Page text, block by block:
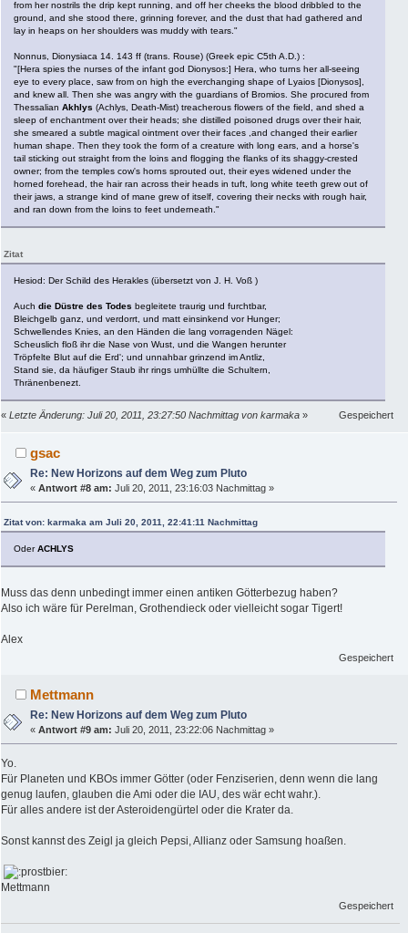
from her nostrils the drip kept running, and off her cheeks the blood dribbled to the
ground, and she stood there, grinning forever, and the dust that had gathered and
lay in heaps on her shoulders was muddy with tears."
Nonnus, Dionysiaca 14. 143 ff (trans. Rouse) (Greek epic C5th A.D.) :
"[Hera spies the nurses of the infant god Dionysos:] Hera, who turns her all-seeing
eye to every place, saw from on high the everchanging shape of Lyaios [Dionysos],
and knew all. Then she was angry with the guardians of Bromios. She procured from
Thessalian Akhlys (Achlys, Death-Mist) treacherous flowers of the field, and shed a
sleep of enchantment over their heads; she distilled poisoned drugs over their hair,
she smeared a subtle magical ointment over their faces ,and changed their earlier
human shape. Then they took the form of a creature with long ears, and a horse's
tail sticking out straight from the loins and flogging the flanks of its shaggy-crested
owner; from the temples cow's horns sprouted out, their eyes widened under the
horned forehead, the hair ran across their heads in tuft, long white teeth grew out of
their jaws, a strange kind of mane grew of itself, covering their necks with rough hair,
and ran down from the loins to feet underneath."
Zitat
Hesiod: Der Schild des Herakles (übersetzt von J. H. Voß )
Auch die Düstre des Todes begleitete traurig und furchtbar,
Bleichgelb ganz, und verdorrt, und matt einsinkend vor Hunger;
Schwellendes Knies, an den Händen die lang vorragenden Nägel:
Scheuslich floß ihr die Nase von Wust, und die Wangen herunter
Tröpfelte Blut auf die Erd'; und unnahbar grinzend im Antliz,
Stand sie, da häufiger Staub ihr rings umhüllte die Schultern,
Thränenbenezt.
« Letzte Änderung: Juli 20, 2011, 23:27:50 Nachmittag von karmaka » Gespeichert
gsac
Re: New Horizons auf dem Weg zum Pluto
«Antwort #8 am: Juli 20, 2011, 23:16:03 Nachmittag »
Zitat von: karmaka am Juli 20, 2011, 22:41:11 Nachmittag
OderACHLYS
Muss das denn unbedingt immer einen antiken Götterbezug haben?
Also ich wäre für Perelman, Grothendieck oder vielleicht sogar Tigert!
Alex
Gespeichert
Mettmann
Re: New Horizons auf dem Weg zum Pluto
«Antwort #9 am: Juli 20, 2011, 23:22:06 Nachmittag »
Yo.
Für Planeten und KBOs immer Götter (oder Fenziserien, denn wenn die lang
genug laufen, glauben die Ami oder die IAU, des wär echt wahr.).
Für alles andere ist der Asteroidengürtel oder die Krater da.
Sonst kannst des Zeigl ja gleich Pepsi, Allianz oder Samsung hoaßen.
Mettmann
Gespeichert